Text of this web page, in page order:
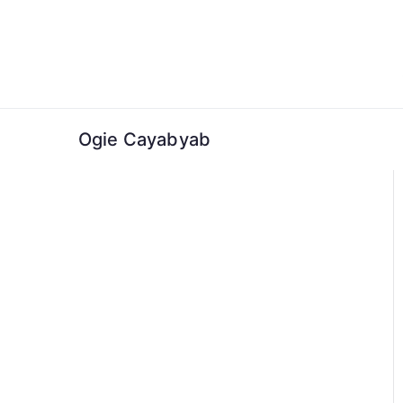
Ogie Cayabyab